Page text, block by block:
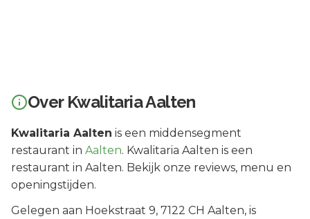
Over Kwalitaria Aalten
Kwalitaria Aalten is een middensegment
restaurant in Aalten. Kwalitaria Aalten is een
restaurant in Aalten. Bekijk onze reviews, menu en
openingstijden.
Gelegen aan Hoekstraat 9, 7122 CH Aalten, is